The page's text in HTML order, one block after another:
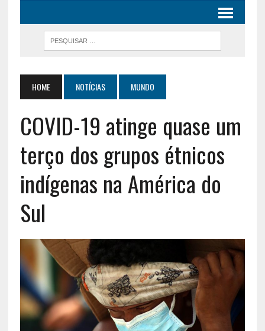
HOME NOTÍCIAS MUNDO
COVID-19 atinge quase um
terço dos grupos étnicos
indígenas na América do
Sul